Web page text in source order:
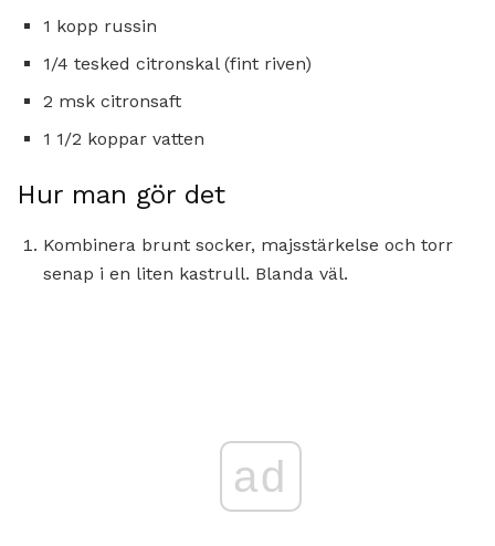
1 kopp russin
1/4 tesked citronskal (fint riven)
2 msk citronsaft
1 1/2 koppar vatten
Hur man gör det
Kombinera brunt socker, majsstärkelse och torr
senap i en liten kastrull. Blanda väl.
ad